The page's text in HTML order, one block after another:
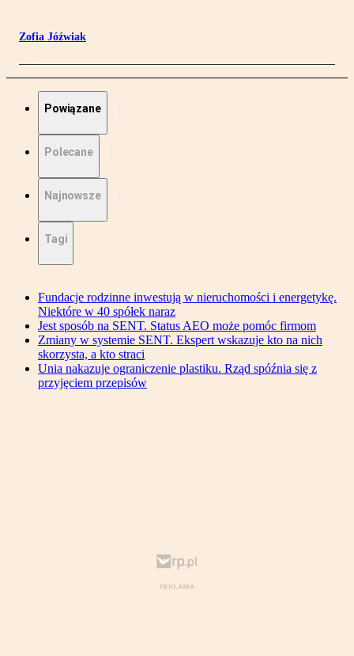
Zofia Jóźwiak
Powiązane
Polecane
Najnowsze
Tagi
Fundacje rodzinne inwestują w nieruchomości i energetykę.
Niektóre w 40 spółek naraz
Jest sposób na SENT. Status AEO może pomóc firmom
Zmiany w systemie SENT. Ekspert wskazuje kto na nich
skorzysta, a kto straci
Unia nakazuje ograniczenie plastiku. Rząd spóźnia się z
przyjęciem przepisów